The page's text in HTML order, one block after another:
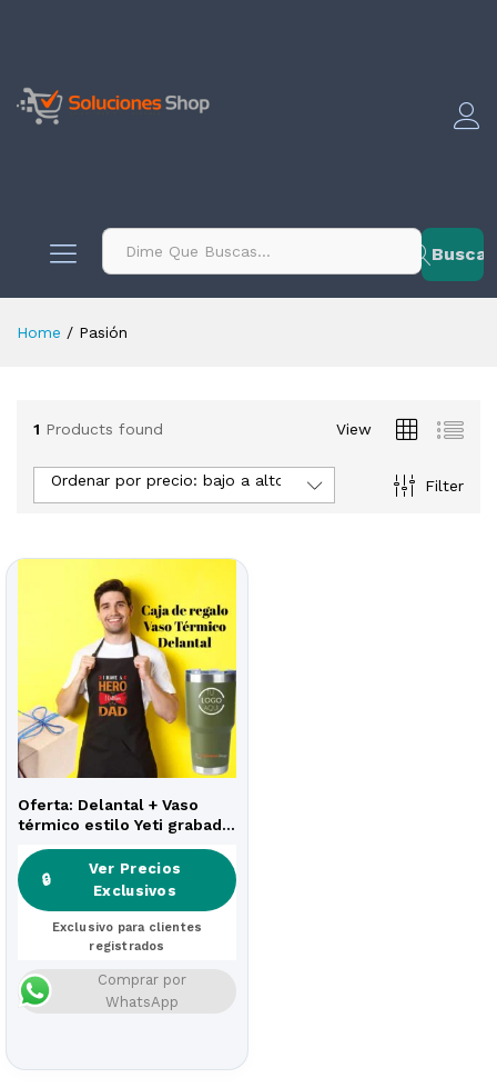
Buscar
Home / Pasión
1 Products found View
Filter
Ordenar por precio: bajo a alto
Oferta: Delantal + Vaso
térmico estilo Yeti grabado
🔒
Ver Precios
Exclusivos
Exclusivo para clientes
registrados
Comprar por
WhatsApp